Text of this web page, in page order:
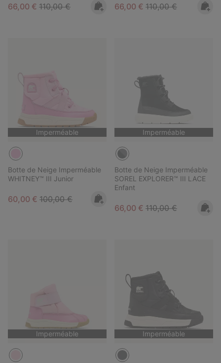
Sale price:
66,00 € Regular price:
110,00 € Sale price:
66,00 € Regular price:
110,00 €
Imperméable
Botte de Neige Imperméable
WHITNEY™ III Junior
Sale price:
60,00 € Regular price:
100,00 €
Imperméable
Botte de Neige Imperméable
SOREL EXPLORER™ III LACE
Enfant
Sale price:
66,00 € Regular price:
110,00 €
Imperméable Imperméable